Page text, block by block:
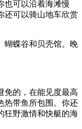
也可以沿着海滩慢
还可以骑山地车欣赏
蝴蝶谷和贝壳馆。晚
免的，在能见度最高
热带鱼所包围。你还
狂野激情和快艇的海